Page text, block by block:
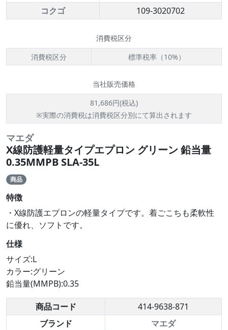
コクゴ
109-3020702
消費税区分
消費税区分
標準税率（10%）
当社販売価格
81,686円(税込)
※実際の消費税は消費税区分別にて算出されます
マエダ
X線防護軽量タイプエプロン グリーン 鉛当量
0.35MMPB SLA-35L
商品
特徴
・X線防護エプロンの軽量タイプです。着ごこちも柔軟性
に優れ、ソフトです。
仕様
サイズ:L
カラー:グリーン
鉛当量(MMPB):0.35
商品コード
414-9638-871
ブランド
マエダ